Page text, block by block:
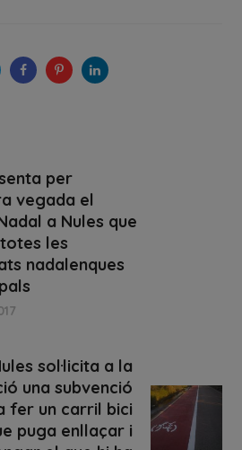
per
vegada el
a Nules que
les
nadalenques
sol·licita a la
una subvenció
fer un carril bici
puga enllaçar i